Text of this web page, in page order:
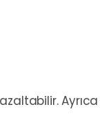
Ayrıca